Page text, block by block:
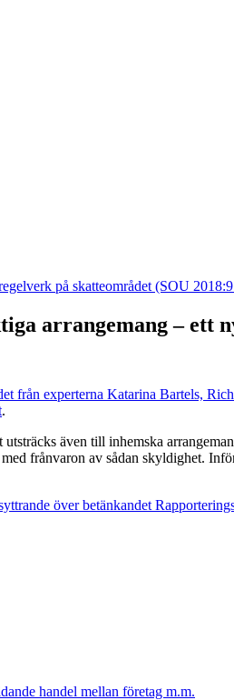
på skatteområdet (SOU
arrangemang – ett
från experterna Katarina Bartels,
.
även till inhemska
frånvaron av sådan skyldighet.
över betänkandet
handel mellan företag m.m.